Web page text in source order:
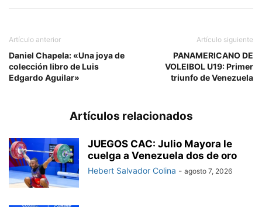
Artículo anterior
Daniel Chapela: «Una joya de
colección libro de Luis
Edgardo Aguilar»
Artículo siguiente
PANAMERICANO DE
VOLEIBOL U19: Primer
triunfo de Venezuela
Artículos relacionados
JUEGOS CAC: Julio Mayora le
cuelga a Venezuela dos de oro
Hebert Salvador Colina - agosto 7, 2026